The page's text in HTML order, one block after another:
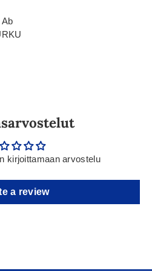
kirjoittamaan arvostelu
a review